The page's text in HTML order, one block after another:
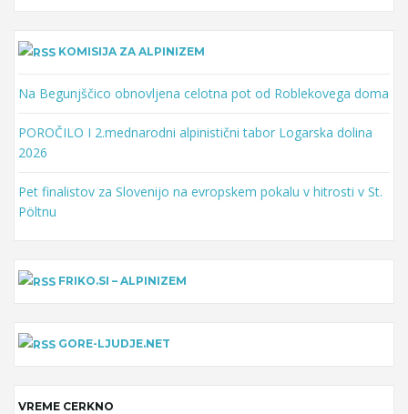
KOMISIJA ZA ALPINIZEM
Na Begunjščico obnovljena celotna pot od Roblekovega doma
POROČILO I 2.mednarodni alpinistični tabor Logarska dolina
2026
Pet finalistov za Slovenijo na evropskem pokalu v hitrosti v St.
Pöltnu
FRIKO.SI – ALPINIZEM
GORE-LJUDJE.NET
VREME CERKNO